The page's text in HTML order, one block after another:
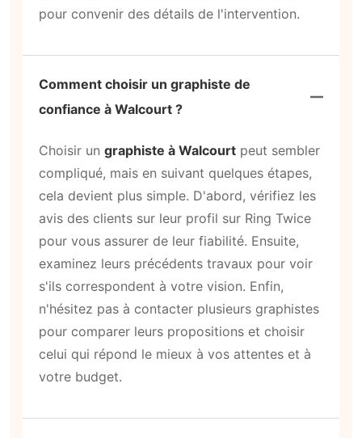
pour convenir des détails de l'intervention.
Comment choisir un graphiste de
confiance à Walcourt ?
Choisir un graphiste à Walcourt peut sembler
compliqué, mais en suivant quelques étapes,
cela devient plus simple. D'abord, vérifiez les
avis des clients sur leur profil sur Ring Twice
pour vous assurer de leur fiabilité. Ensuite,
examinez leurs précédents travaux pour voir
s'ils correspondent à votre vision. Enfin,
n'hésitez pas à contacter plusieurs graphistes
pour comparer leurs propositions et choisir
celui qui répond le mieux à vos attentes et à
votre budget.